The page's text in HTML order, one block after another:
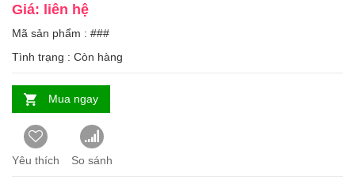
Giá: liên hệ
Mã sản phẩm : ###
Tình trạng : Còn hàng
Mua ngay
Yêu thích So sánh